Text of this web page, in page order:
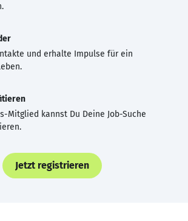
und erhalte Impulse für ein
Mitglied kannst Du Deine Job-Suche
Jetzt registrieren